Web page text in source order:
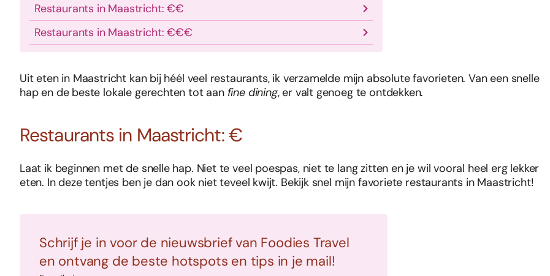
Restaurants in Maastricht: €€
Restaurants in Maastricht: €€€
Uit eten in Maastricht kan bij héél veel restaurants, ik verzamelde mijn absolute favorieten. Van een snelle
hap en de beste lokale gerechten tot aan fine dining, er valt genoeg te ontdekken.
Restaurants in Maastricht: €
Laat ik beginnen met de snelle hap. Niet te veel poespas, niet te lang zitten en je wil vooral heel erg lekker
eten. In deze tentjes ben je dan ook niet teveel kwijt. Bekijk snel mijn favoriete restaurants in Maastricht!
Schrijf je in voor de nieuwsbrief van Foodies Travel
en ontvang de beste hotspots en tips in je mail!